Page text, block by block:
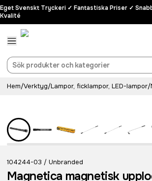
Eget Svenskt Tryckeri ✓ Fantastiska Priser ✓
Kvalité
Hem/Verktyg/Lampor, ficklampor, LED-lampor/
104244-03 / Unbranded
Magnetica magnetisk